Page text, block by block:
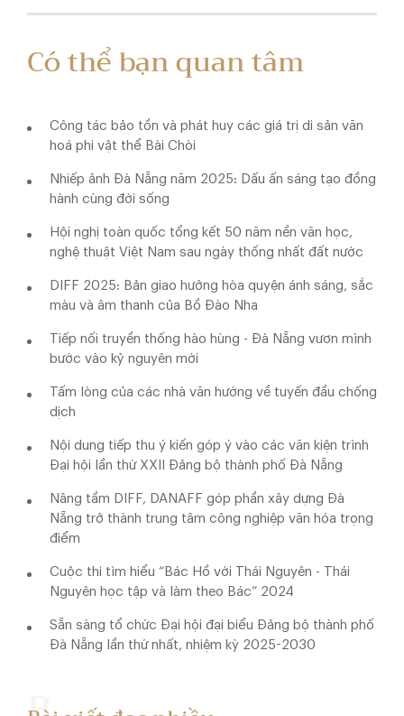
Có thể bạn quan tâm
Công tác bảo tồn và phát huy các giá trị di sản văn
hoá phi vật thể Bài Chòi
Nhiếp ảnh Đà Nẵng năm 2025: Dấu ấn sáng tạo đồng
hành cùng đời sống
Hội nghị toàn quốc tổng kết 50 năm nền văn học,
nghệ thuật Việt Nam sau ngày thống nhất đất nước
DIFF 2025: Bản giao hưởng hòa quyện ánh sáng, sắc
màu và âm thanh của Bồ Đào Nha
Tiếp nối truyền thống hào hùng - Đà Nẵng vươn mình
bước vào kỷ nguyên mới
Tấm lòng của các nhà văn hướng về tuyến đầu chống
dịch
Nội dung tiếp thu ý kiến góp ý vào các văn kiện trình
Đại hội lần thứ XXII Đảng bộ thành phố Đà Nẵng
Nâng tầm DIFF, DANAFF góp phần xây dựng Đà
Nẵng trở thành trung tâm công nghiệp văn hóa trọng
điểm
Cuộc thi tìm hiểu “Bác Hồ với Thái Nguyên - Thái
Nguyên học tập và làm theo Bác” 2024
Sẵn sàng tổ chức Đại hội đại biểu Đảng bộ thành phố
Đà Nẵng lần thứ nhất, nhiệm kỳ 2025-2030